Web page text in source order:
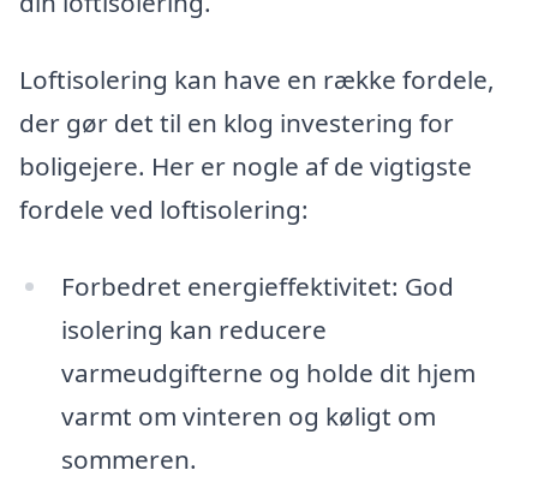
Loftisolering kan have en række fordele,
der gør det til en klog investering for
boligejere. Her er nogle af de vigtigste
fordele ved loftisolering:
Forbedret energieffektivitet: God
isolering kan reducere
varmeudgifterne og holde dit hjem
varmt om vinteren og køligt om
sommeren.